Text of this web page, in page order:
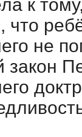
к
что
не
закон